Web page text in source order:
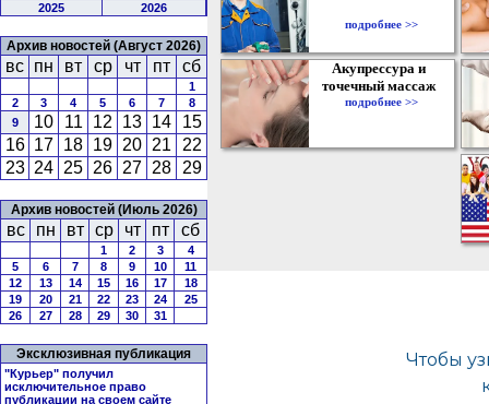
2025 2026
Архив новостей (Август 2026)
вс пн вт ср чт пт сб
1
2
3 4 5 6 7
8
9
10 11 12 13 14
15
16 17 18 19 20 21
22
23 24 25 26 27 28 29
Архив новостей (Июль 2026)
вс пн вт ср чт пт сб
1 2 3
4
5
6 7 8 9 10
11
12
13 14 15 16 17
18
19
20 21 22 23 24
25
26
27 28 29 30 31
Эксклюзивная публикация
"Курьер" получил
исключительное право
публикации на своем сайте
подробнее >>
Акупрессура и
точечный массаж
подробнее >>